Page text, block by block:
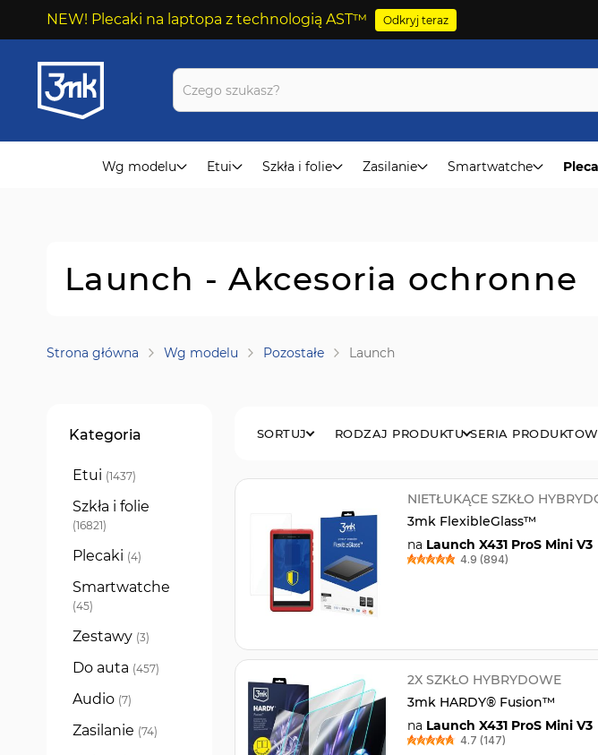
NEW! Plecaki na laptopa z technologią AST™ Odkryj teraz
Przejdź
do
treści
Wg modelu Etui Szkła i folie Zasilanie Smartwatche
Launch - Akcesoria ochronne
Strona główna Wg modelu Pozostałe Launch
RODZAJ PRODUKTU SERIA
SORTUJ
NIETŁUKĄCE SZKŁO
3mk FlexibleGlass™
na Launch X431 ProS Mini V3
4.9 (894)
2X SZKŁO HYBRYDOWE
3mk HARDY® Fusion™
na Launch X431 ProS Mini V3
4.7 (147)
Kategoria
Etui 1437
produkty
Szkła i folie
16821
produkty
Plecaki 4
produkty
Smartwatche
45
produkty
Zestawy 3
produkty
Do auta 457
produkty
Audio 7
produkty
Zasilanie 74
produkty